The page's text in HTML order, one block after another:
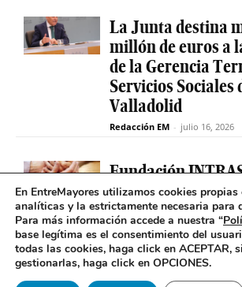
La Junta destina
millón de euros a
de la Gerencia
Servicios Sociales
Valladolid
Redacción EM - julio 16, 2026
Fundación
6.000 euros a
sociales que
salud mental en
León
Redacción EM - julio 16, 2026
En EntreMayores utilizamos cookies
analíticas y la estrictamente necesaria para
Para más información accede a nuestra “
base legítima es el consentimiento del
todas las cookies, haga click en ACEPTAR,
gestionarlas, haga click en OPCIONES.